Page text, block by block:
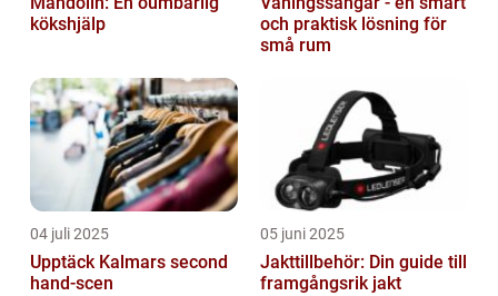
kökshjälp
och praktisk lösning för
små rum
04 juli 2025
Upptäck Kalmars second
hand-scen
05 juni 2025
Jakttillbehör: Din guide till
framgångsrik jakt